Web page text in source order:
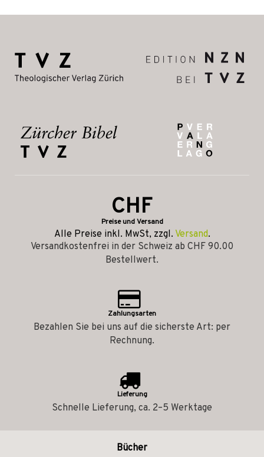
CHF
Preise und Versand
Alle Preise inkl. MwSt, zzgl. Versand.
Versandkostenfrei in der Schweiz ab CHF 90.00
Bestellwert.
Zahlungsarten
Bezahlen Sie bei uns auf die sicherste Art: per
Rechnung.
Lieferung
Schnelle Lieferung, ca. 2–5 Werktage
Bücher